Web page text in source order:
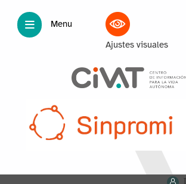
Menu
Ajustes visuales